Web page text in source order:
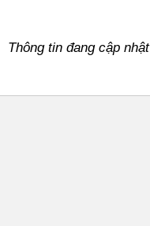
Thông tin đang cập nhật